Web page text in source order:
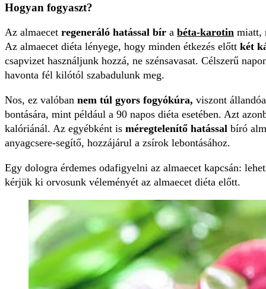
Hogyan fogyaszt?
Az almaecet regeneráló hatással bír a béta-karotin miatt,
Az almaecet diéta lényege, hogy minden étkezés előtt két
csapvizet használjunk hozzá, ne szénsavasat. Célszerű
havonta fél kilótól szabadulunk meg.
Nos, ez valóban nem túl gyors fogyókúra, viszont
bontására, mint például a 90 napos diéta esetében. Azt
kalóriánál. Az egyébként is méregtelenítő hatással bíró
anyagcsere-segítő, hozzájárul a zsírok lebontásához.
Egy dologra érdemes odafigyelni az almaecet kapcsán:
kérjük ki orvosunk véleményét az almaecet diéta előtt.